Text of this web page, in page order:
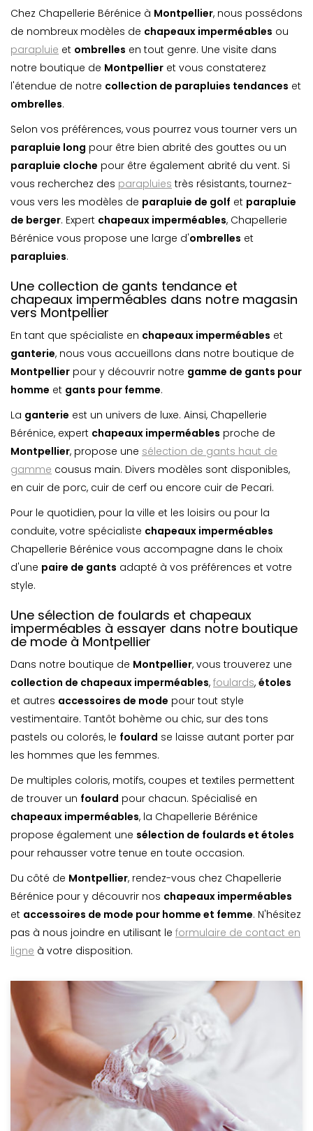
Chez Chapellerie Bérénice à Montpellier, nous possédons
de nombreux modèles de chapeaux imperméables ou
parapluie et ombrelles en tout genre. Une visite dans
notre boutique de Montpellier et vous constaterez
l'étendue de notre collection de parapluies tendances et
ombrelles.
Selon vos préférences, vous pourrez vous tourner vers un
parapluie long pour être bien abrité des gouttes ou un
parapluie cloche pour être également abrité du vent. Si
vous recherchez des parapluies très résistants, tournez-
vous vers les modèles de parapluie de golf et parapluie
de berger. Expert chapeaux imperméables, Chapellerie
Bérénice vous propose une large d'ombrelles et
parapluies.
Une collection de gants tendance et
chapeaux imperméables dans notre magasin
vers Montpellier
En tant que spécialiste en chapeaux imperméables et
ganterie, nous vous accueillons dans notre boutique de
Montpellier pour y découvrir notre gamme de gants pour
homme et gants pour femme.
La ganterie est un univers de luxe. Ainsi, Chapellerie
Bérénice, expert chapeaux imperméables proche de
Montpellier, propose une sélection de gants haut de
gamme cousus main. Divers modèles sont disponibles,
en cuir de porc, cuir de cerf ou encore cuir de Pecari.
Pour le quotidien, pour la ville et les loisirs ou pour la
conduite, votre spécialiste chapeaux imperméables
Chapellerie Bérénice vous accompagne dans le choix
d'une paire de gants adapté à vos préférences et votre
style.
Une sélection de foulards et chapeaux
imperméables à essayer dans notre boutique
de mode à Montpellier
Dans notre boutique de Montpellier, vous trouverez une
collection de chapeaux imperméables, foulards, étoles
et autres accessoires de mode pour tout style
vestimentaire. Tantôt bohème ou chic, sur des tons
pastels ou colorés, le foulard se laisse autant porter par
les hommes que les femmes.
De multiples coloris, motifs, coupes et textiles permettent
de trouver un foulard pour chacun. Spécialisé en
chapeaux imperméables, la Chapellerie Bérénice
propose également une sélection de foulards et étoles
pour rehausser votre tenue en toute occasion.
Du côté de Montpellier, rendez-vous chez Chapellerie
Bérénice pour y découvrir nos chapeaux imperméables
et accessoires de mode pour homme et femme. N'hésitez
pas à nous joindre en utilisant le formulaire de contact en
ligne à votre disposition.